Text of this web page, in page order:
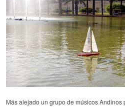
Más alejado un grupo de músicos